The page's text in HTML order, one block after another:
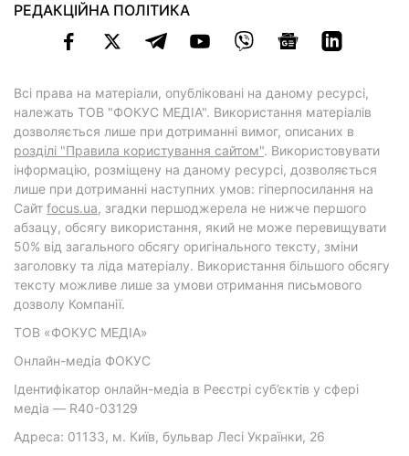
РЕДАКЦІЙНА ПОЛІТИКА
Всі права на матеріали, опубліковані на даному ресурсі,
належать ТОВ "ФОКУС МЕДІА". Використання матеріалів
дозволяється лише при дотриманні вимог, описаних в
розділі "Правила користування сайтом". Використовувати
інформацію, розміщену на даному ресурсі, дозволяється
лише при дотриманні наступних умов: гіперпосилання на
Cайт focus.ua, згадки першоджерела не нижче першого
абзацу, обсягу використання, який не може перевищувати
50% від загального обсягу оригінального тексту, зміни
заголовку та ліда матеріалу. Використання більшого обсягу
тексту можливе лише за умови отримання письмового
дозволу Компанії.
ТОВ «ФОКУС МЕДІА»
Онлайн-медіа ФОКУС
Ідентифікатор онлайн-медіа в Реєстрі суб’єктів у сфері
медіа — R40-03129
Адреса: 01133, м. Київ, бульвар Лесі Українки, 26